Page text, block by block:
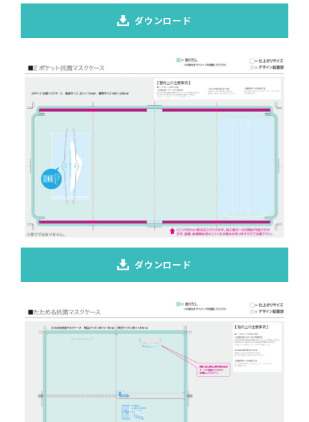
ダウンロード
ダウンロード